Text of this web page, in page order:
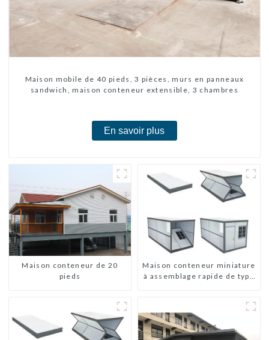
Maison mobile de 40 pieds, 3 pièces, murs en panneaux
sandwich, maison conteneur extensible, 3 chambres
En savoir plus
Maison conteneur de 20
pieds
Maison conteneur miniature
à assemblage rapide de type